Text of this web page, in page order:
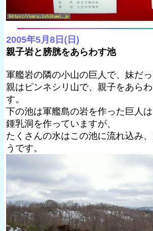
2005年5月8日(日)
親子岩と膀胱をあらわす池
軍艦岩の隣の小山の巨人で、妹だっ
親はピンネシリ山で、親子をあら
す。
下の池は軍艦島の岩を作った巨人
鍾乳洞を作っていますが、
たくさんの水はこの池に流れ込み
うです。